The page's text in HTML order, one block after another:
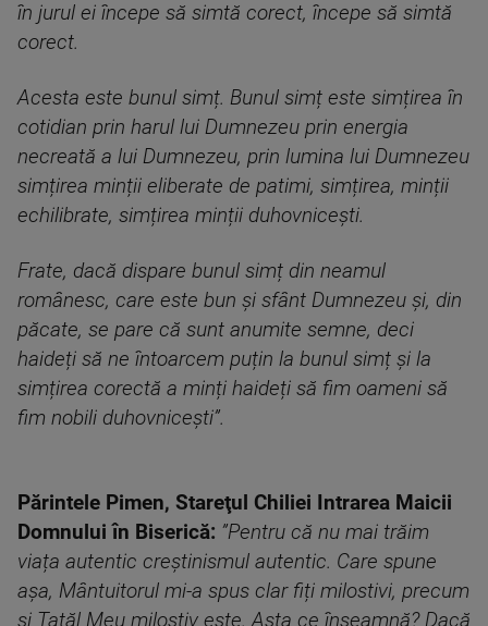
în jurul ei începe să simtă corect, începe să simtă
corect.
Acesta este bunul simț. Bunul simț este simțirea în
cotidian prin harul lui Dumnezeu prin energia
necreată a lui Dumnezeu, prin lumina lui Dumnezeu
simțirea minții eliberate de patimi, simțirea, minții
echilibrate, simțirea minții duhovnicești.
Frate, dacă dispare bunul simț din neamul
românesc, care este bun și sfânt Dumnezeu și, din
păcate, se pare că sunt anumite semne, deci
haideți să ne întoarcem puțin la bunul simț și la
simțirea corectă a minți haideți să fim oameni să
fim nobili duhovniceşti”.
Părintele Pimen, Stareţul Chiliei Intrarea Maicii
Domnului în Biserică: ”Pentru că nu mai trăim
viața autentic creștinismul autentic. Care spune
așa, Mântuitorul mi-a spus clar fiți milostivi, precum
și Tatăl Meu milostiv este. Asta ce înseamnă? Dacă